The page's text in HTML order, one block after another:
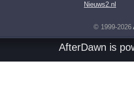
Nieuws2.nl
© 1999-2026
AfterDawn is